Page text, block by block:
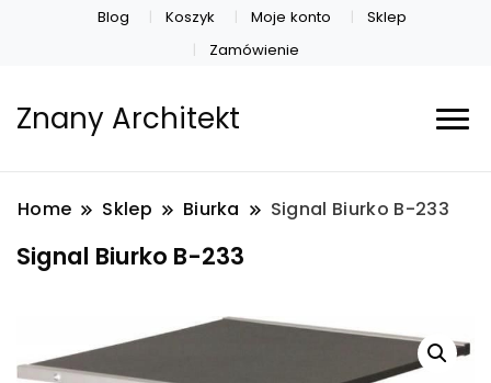
Blog Koszyk Moje konto
Sklep
Zamówienie
Znany Architekt
Home Sklep Biurka Signal Biurko B-233
Signal Biurko B-233